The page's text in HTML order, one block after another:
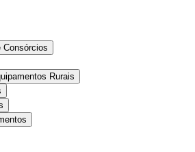
Consórcios
Rurais